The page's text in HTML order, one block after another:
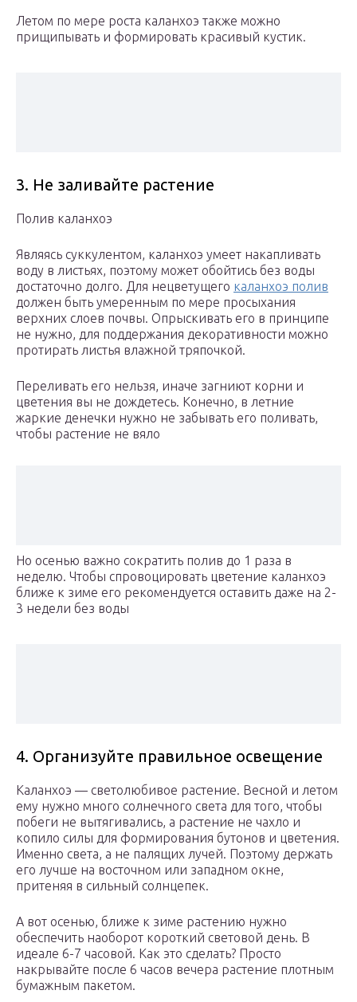
Летом по мере роста каланхоэ также можно
прищипывать и формировать красивый кустик.
3. Не заливайте растение
Полив каланхоэ
Являясь суккулентом, каланхоэ умеет накапливать
воду в листьях, поэтому может обойтись без воды
достаточно долго. Для нецветущего каланхоэ полив
должен быть умеренным по мере просыхания
верхних слоев почвы. Опрыскивать его в принципе
не нужно, для поддержания декоративности можно
протирать листья влажной тряпочкой.
Переливать его нельзя, иначе загниют корни и
цветения вы не дождетесь. Конечно, в летние
жаркие денечки нужно не забывать его поливать,
чтобы растение не вяло
Но осенью важно сократить полив до 1 раза в
неделю. Чтобы спровоцировать цветение каланхоэ
ближе к зиме его рекомендуется оставить даже на 2-
3 недели без воды
4. Организуйте правильное освещение
Каланхоэ — светолюбивое растение. Весной и летом
ему нужно много солнечного света для того, чтобы
побеги не вытягивались, а растение не чахло и
копило силы для формирования бутонов и цветения.
Именно света, а не палящих лучей. Поэтому держать
его лучше на восточном или западном окне,
притеняя в сильный солнцепек.
А вот осенью, ближе к зиме растению нужно
обеспечить наоборот короткий световой день. В
идеале 6-7 часовой. Как это сделать? Просто
накрывайте после 6 часов вечера растение плотным
бумажным пакетом.